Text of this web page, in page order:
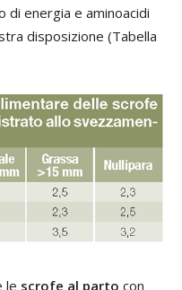
di energia e aminoacidi
disposizione (Tabella
le scrofe al parto con